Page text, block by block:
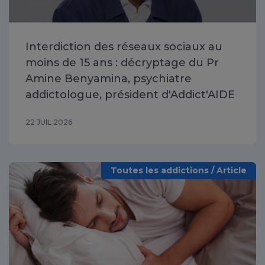
Interdiction des réseaux sociaux au
moins de 15 ans : décryptage du Pr
Amine Benyamina, psychiatre
addictologue, président d'Addict'AIDE
22 JUIL 2026
Toutes les addictions / Article